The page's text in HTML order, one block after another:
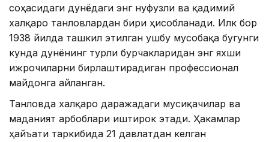
соҳасидаги дунёдаги энг нуфузли ва қадимий
халқаро танловлардан бири ҳисобланади. Илк бор
1938 йилда ташкил этилган ушбу мусобақа бугунги
кунда дунёнинг турли бурчакларидан энг яхши
ижрочиларни бирлаштирадиган профессионал
майдонга айланган.
Танловда халқаро даражадаги мусиқачилар ва
маданият арбоблари иштирок этади. Ҳакамлар
ҳайъати таркибида 21 давлатдан келган